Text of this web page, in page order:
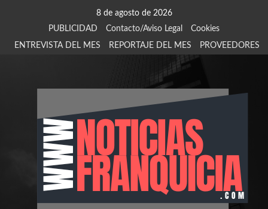
8 de agosto de 2026
PUBLICIDAD
Contacto/Aviso Legal
Cookies
ENTREVISTA DEL MES
REPORTAJE DEL MES PROVEEDORES